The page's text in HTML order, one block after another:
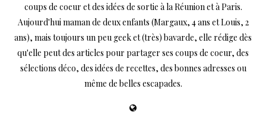
coups de coeur et des idées de sortie à la Réunion et à Paris.
Aujourd'hui maman de deux enfants (Margaux, 4 ans et Louis, 2
ans), mais toujours un peu geek et (très) bavarde, elle rédige dès
qu'elle peut des articles pour partager ses coups de coeur, des
sélections déco, des idées de recettes, des bonnes adresses ou
même de belles escapades.